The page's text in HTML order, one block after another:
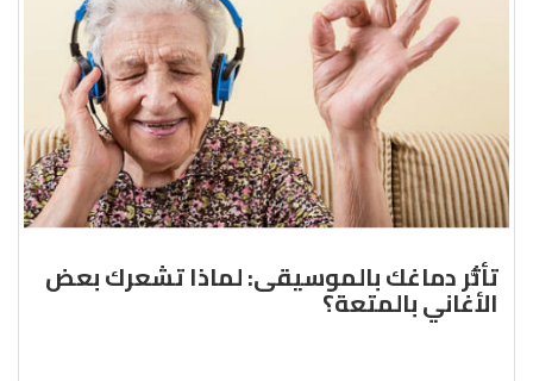
تأثُّر دماغك بالموسيقى: لماذا تشعرك بعض
الأغاني بالمتعة؟